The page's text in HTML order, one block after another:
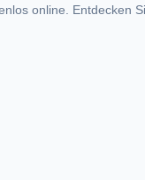
online. Entdecken